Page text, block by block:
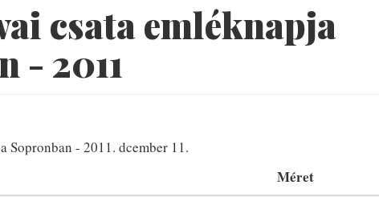
csata emléknapja
- 2011
Sopronban - 2011. dcember 11.
Méret